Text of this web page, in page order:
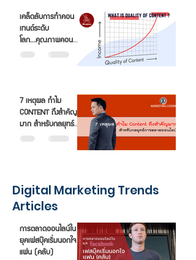
เคล็ดลับการทำคอน
เทนต์ระดับ
โลก...คุณภาพคอน
เทนต์ต้องมาก่อน!!
7 เหตุผล ทำไม
CONTENT ถึงสำคัญ
มาก สำหรับกลยุทธ์
การตลาดออนไลน์
Digital Marketing Trends
Articles
การตลาดออนไลน์ใน
ยุคเฟสบุ๊คเริ่มนอกใจ
แฟน (คลับ)